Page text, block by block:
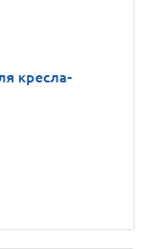
кресла-